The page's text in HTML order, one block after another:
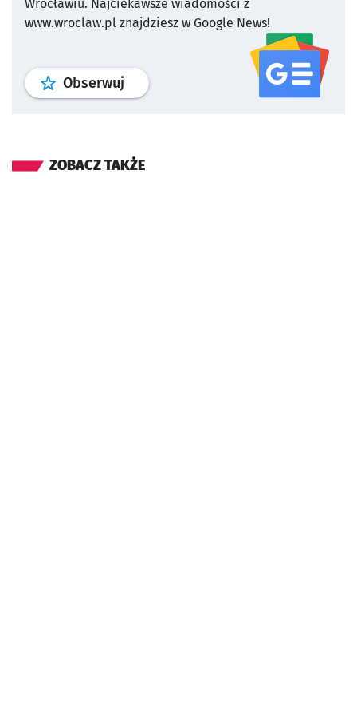
Wrocławiu. Najciekawsze wiadomości z
www.wroclaw.pl znajdziesz w Google News!
Obserwuj profil serwisu
ZOBACZ TAKŻE